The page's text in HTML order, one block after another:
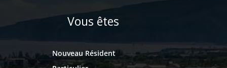
Vous êtes
Nouveau Résident